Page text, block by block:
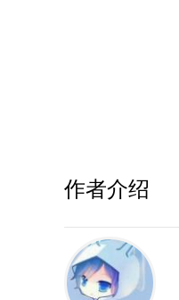
作者介绍